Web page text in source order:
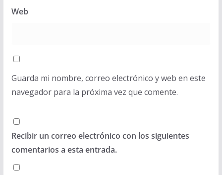
Web
Guarda mi nombre, correo electrónico y web en este
navegador para la próxima vez que comente.
Recibir un correo electrónico con los siguientes
comentarios a esta entrada.